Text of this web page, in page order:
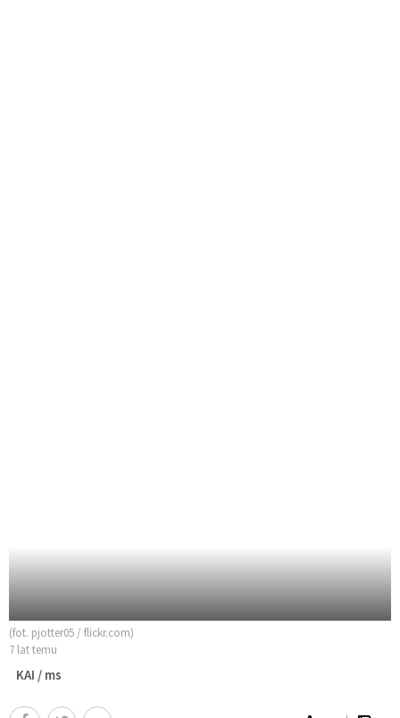
(fot. pjotter05 / flickr.com)
7 lat temu
KAI / ms